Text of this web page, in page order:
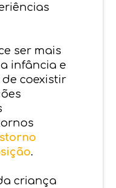
ser mais
infância e
coexistir
.
criança